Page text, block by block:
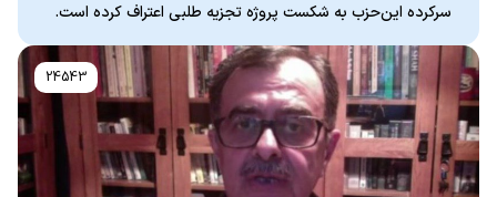
سرکرده این‌حزب به شکست پروژه تجزیه طلبی اعتراف کرده است.
24543